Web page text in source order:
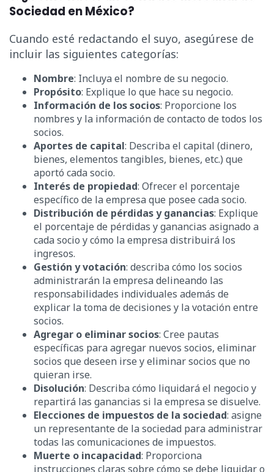
Sociedad en México?
Cuando esté redactando el suyo, asegúrese de
incluir las siguientes categorías:
Nombre: Incluya el nombre de su negocio.
Propósito: Explique lo que hace su negocio.
Información de los socios: Proporcione los
nombres y la información de contacto de todos los
socios.
Aportes de capital: Describa el capital (dinero,
bienes, elementos tangibles, bienes, etc.) que
aportó cada socio.
Interés de propiedad: Ofrecer el porcentaje
específico de la empresa que posee cada socio.
Distribución de pérdidas y ganancias: Explique
el porcentaje de pérdidas y ganancias asignado a
cada socio y cómo la empresa distribuirá los
ingresos.
Gestión y votación: describa cómo los socios
administrarán la empresa delineando las
responsabilidades individuales además de
explicar la toma de decisiones y la votación entre
socios.
Agregar o eliminar socios: Cree pautas
específicas para agregar nuevos socios, eliminar
socios que deseen irse y eliminar socios que no
quieran irse.
Disolución: Describa cómo liquidará el negocio y
repartirá las ganancias si la empresa se disuelve.
Elecciones de impuestos de la sociedad: asigne
un representante de la sociedad para administrar
todas las comunicaciones de impuestos.
Muerte o incapacidad: Proporciona
instrucciones claras sobre cómo se debe liquidar o